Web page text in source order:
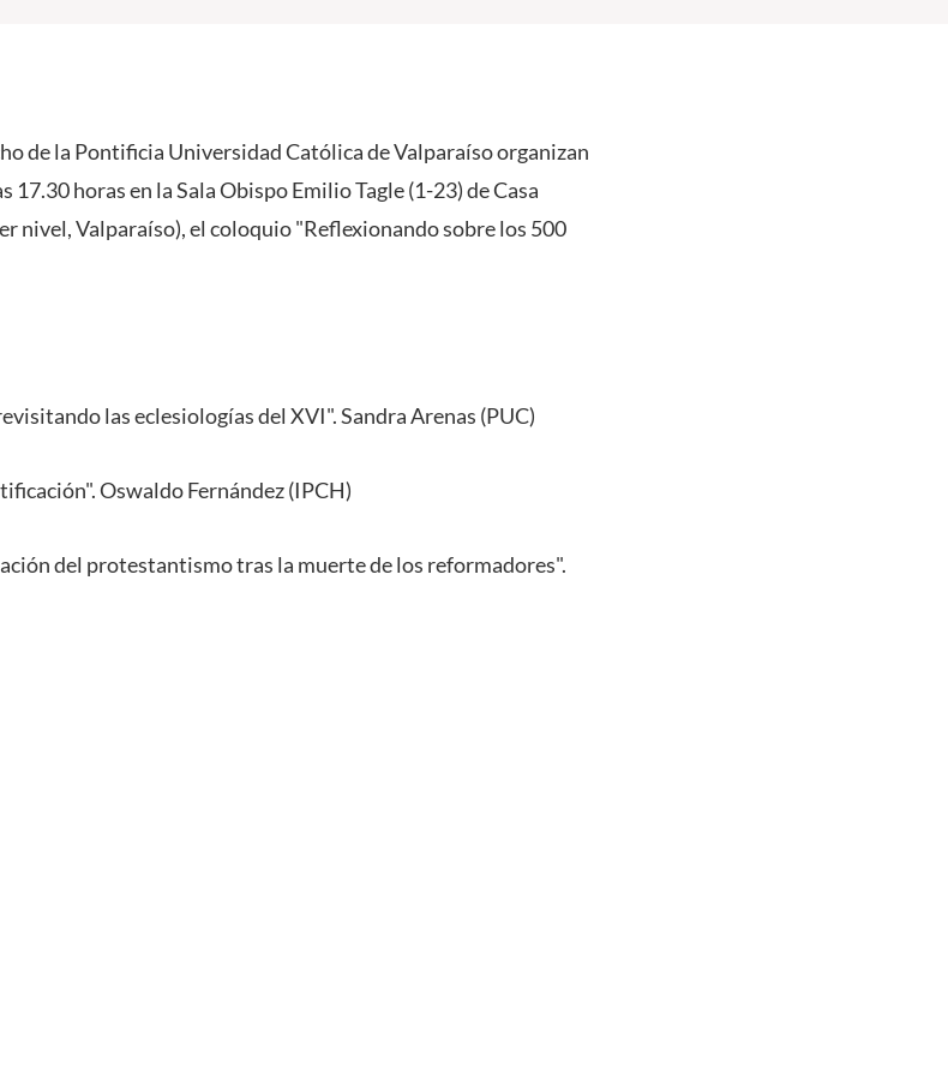
de la Pontificia Universidad Católica de Valparaíso organizan
17.30 horas en la Sala Obispo Emilio Tagle (1-23) de Casa
nivel, Valparaíso), el coloquio "Reflexionando sobre los 500
las eclesiologías del XVI". Sandra Arenas (PUC)
Oswaldo Fernández (IPCH)
del protestantismo tras la muerte de los reformadores".